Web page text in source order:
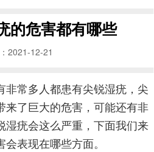
的危害都有哪些
2021-12-21
非常多人都患有尖锐湿疣，尖
来了巨大的危害，可能还有非
湿疣会这么严重，下面我们来
表现在哪些方面。